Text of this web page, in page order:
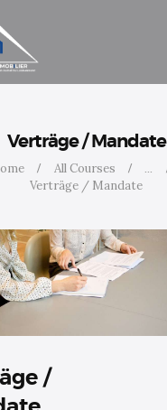
Verträge / Mandate
All Courses
...
Verträge / Mandate
/